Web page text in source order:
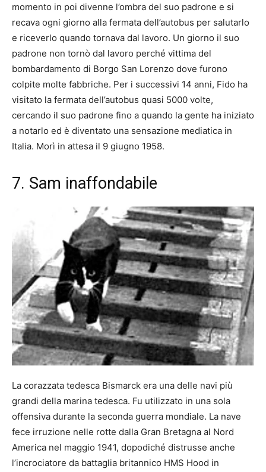
momento in poi divenne l’ombra del suo padrone e si
recava ogni giorno alla fermata dell’autobus per salutarlo
e riceverlo quando tornava dal lavoro. Un giorno il suo
padrone non tornò dal lavoro perché vittima del
bombardamento di Borgo San Lorenzo dove furono
colpite molte fabbriche. Per i successivi 14 anni, Fido ha
visitato la fermata dell’autobus quasi 5000 volte,
cercando il suo padrone fino a quando la gente ha iniziato
a notarlo ed è diventato una sensazione mediatica in
Italia. Morì in attesa il 9 giugno 1958.
7. Sam inaffondabile
La corazzata tedesca Bismarck era una delle navi più
grandi della marina tedesca. Fu utilizzato in una sola
offensiva durante la seconda guerra mondiale. La nave
fece irruzione nelle rotte dalla Gran Bretagna al Nord
America nel maggio 1941, dopodiché distrusse anche
l’incrociatore da battaglia britannico HMS Hood in